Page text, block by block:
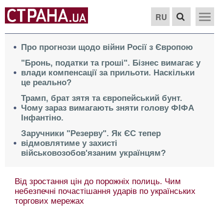
RU
Про прогнози щодо війни Росії з Європою
"Бронь, податки та гроші". Бізнес вимагає у
влади компенсації за прильоти. Наскільки
це реально?
Трамп, брат зятя та європейський бунт.
Чому зараз вимагають зняти голову ФІФА
Інфантіно.
Заручники "Резерву". Як ЄС тепер
відмовлятиме у захисті
військовозобов'язаним українцям?
Від зростання цін до порожніх полиць. Чим
небезпечні почастішання ударів по українських
торгових мережах